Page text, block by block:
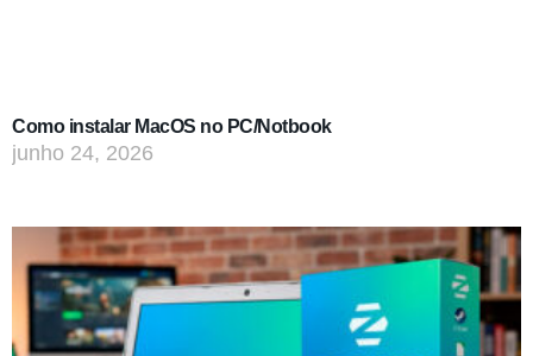
Como instalar MacOS no PC/Notbook
junho 24, 2026